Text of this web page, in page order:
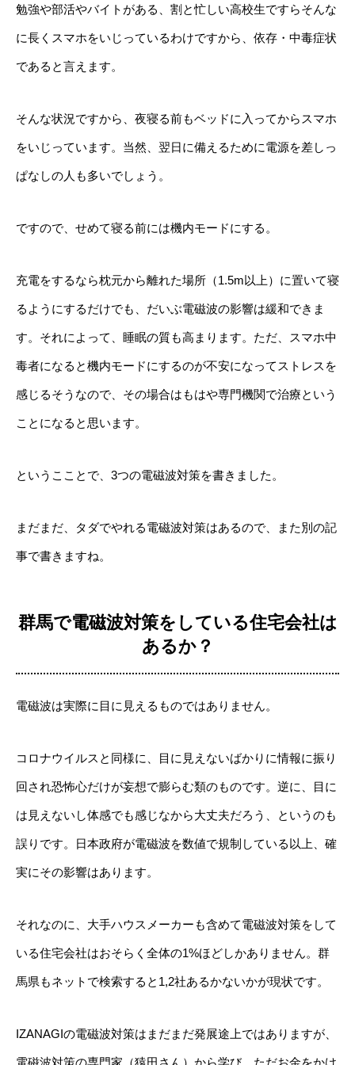
勉強や部活やバイトがある、割と忙しい高校生ですらそんな
に長くスマホをいじっているわけですから、依存・中毒症状
であると言えます。
そんな状況ですから、夜寝る前もベッドに入ってからスマホ
をいじっています。当然、翌日に備えるために電源を差しっ
ぱなしの人も多いでしょう。
ですので、せめて寝る前には機内モードにする。
充電をするなら枕元から離れた場所（1.5m以上）に置いて寝
るようにするだけでも、だいぶ電磁波の影響は緩和できま
す。それによって、睡眠の質も高まります。ただ、スマホ中
毒者になると機内モードにするのが不安になってストレスを
感じるそうなので、その場合はもはや専門機関で治療という
ことになると思います。
というこことで、3つの電磁波対策を書きました。
まだまだ、タダでやれる電磁波対策はあるので、また別の記
事で書きますね。
群馬で電磁波対策をしている住宅会社は
あるか？
電磁波は実際に目に見えるものではありません。
コロナウイルスと同様に、目に見えないばかりに情報に振り
回され恐怖心だけが妄想で膨らむ類のものです。逆に、目に
は見えないし体感でも感じなから大丈夫だろう、というのも
誤りです。日本政府が電磁波を数値で規制している以上、確
実にその影響はあります。
それなのに、大手ハウスメーカーも含めて電磁波対策をして
いる住宅会社はおそらく全体の1%ほどしかありません。群
馬県もネットで検索すると1,2社あるかないかが現状です。
IZANAGIの電磁波対策はまだまだ発展途上ではありますが、
電磁波対策の専門家（猿田さん）から学び、ただお金をかけ